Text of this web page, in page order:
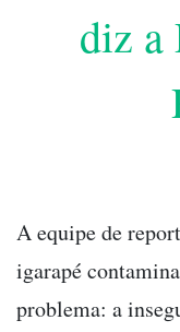
diz a
A equipe de
igarapé
problema: a